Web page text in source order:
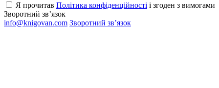
Я прочитав Політика конфіденційності і згоден з вимогами
Зворотний зв’язок
info@knigovan.com Зворотний зв’язок